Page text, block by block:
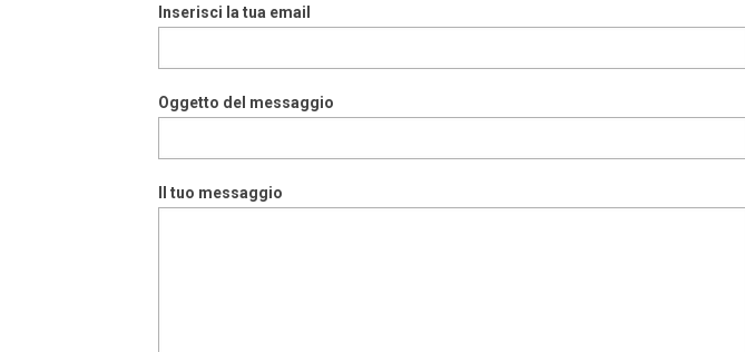
Inserisci la tua email
Oggetto del messaggio
Il tuo messaggio